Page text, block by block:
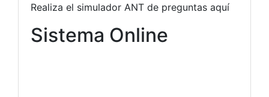
Realiza el simulador ANT de preguntas aquí
Sistema Online